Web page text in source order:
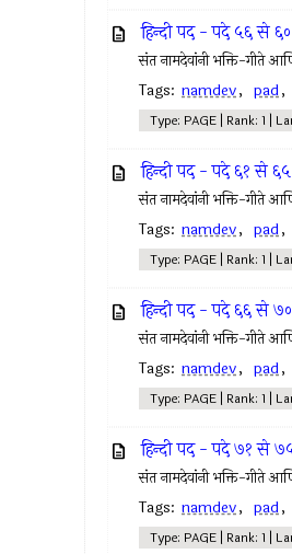
हिन्दी पद - पदे ५६ से ६०
संत नामदेवांनी भक्ति-गीते
Tags: namdev, pad,
Type: PAGE | Rank: 1 |
हिन्दी पद - पदे ६१ से ६५
संत नामदेवांनी भक्ति-गीते
Tags: namdev, pad,
Type: PAGE | Rank: 1 |
हिन्दी पद - पदे ६६ से ७०
संत नामदेवांनी भक्ति-गीते
Tags: namdev, pad,
Type: PAGE | Rank: 1 |
हिन्दी पद - पदे ७१ से
संत नामदेवांनी भक्ति-गीते
Tags: namdev, pad,
Type: PAGE | Rank: 1 |